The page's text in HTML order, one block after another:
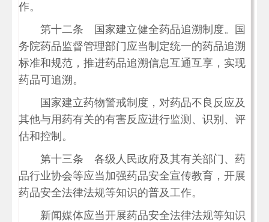
作。
第十二条 国家建立健全药品追溯制度。国
务院药品监督管理部门应当制定统一的药品追溯
标准和规范，推进药品追溯信息互通互享，实现
药品可追溯。
国家建立药物警戒制度，对药品不良反应及
其他与用药有关的有害反应进行监测、识别、评
估和控制。
第十三条 各级人民政府及其有关部门、药
品行业协会等应当加强药品安全宣传教育，开展
药品安全法律法规等知识的普及工作。
新闻媒体应当开展药品安全法律法规等知识